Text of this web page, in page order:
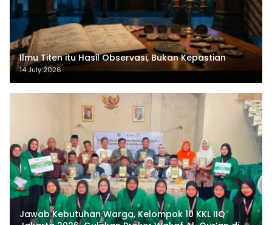
Ilmu Titen itu Hasil Observasi, Bukan Kepastian
14 July 2026
Jawab Kebutuhan Warga, Kelompok 10 KKL IIQ